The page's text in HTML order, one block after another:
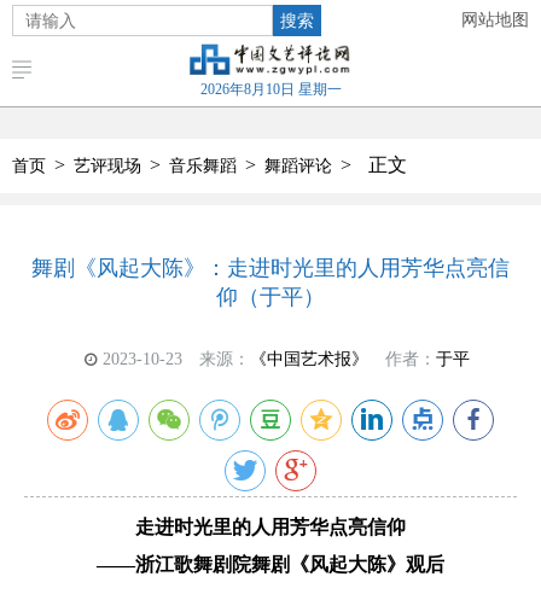
搜索 网站地图
2026年8月10日 星期一
首页 > 艺评现场 > 音乐舞蹈 > 舞蹈评论 > 正文
舞剧《风起大陈》：走进时光里的人用芳华点亮信
仰（于平）
2023-10-23 来源： 《中国艺术报》 作者： 于平
走进时光里的人用芳华点亮信仰
——浙江歌舞剧院舞剧《风起大陈》观后